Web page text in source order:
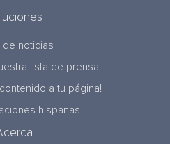
de noticias
lista de prensa
a tu página!
hispanas